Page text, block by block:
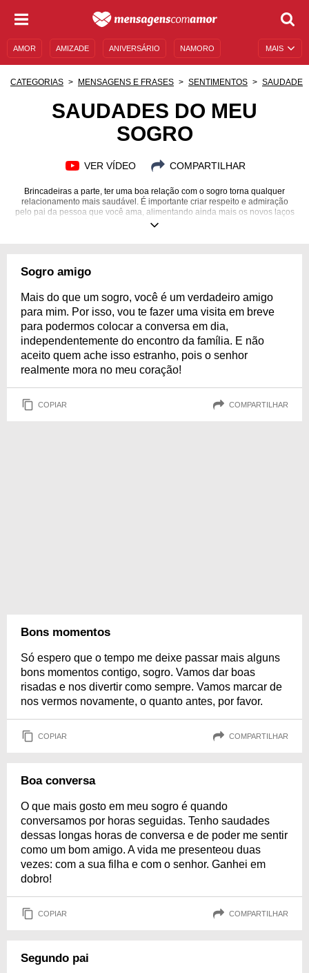
MAIS
AMOR AMIZADE ANIVERSÁRIO NAMORO
MENSAGENS DE ANIVERSÁRIO
CATEGORIAS MENSAGENS E FRASES SENTIMENTOS SAUDADE
SAUDADES DO MEU
SOGRO
VER VÍDEO COMPARTILHAR
Brincadeiras a parte, ter uma boa relação com o sogro torna qualquer
relacionamento mais saudável. É importante criar respeito e admiração
pelo pai da pessoa que você ama, alimentando ainda mais os novos laços
que nasceram. Está com saudade dele por algum motivo? Se expresse por
Sogro amigo
Mais do que um sogro, você é um verdadeiro amigo
para mim. Por isso, vou te fazer uma visita em breve
para podermos colocar a conversa em dia,
independentemente do encontro da família. E não
aceito quem ache isso estranho, pois o senhor
realmente mora no meu coração!
COPIAR COMPARTILHAR
Bons momentos
Só espero que o tempo me deixe passar mais alguns
bons momentos contigo, sogro. Vamos dar boas
risadas e nos divertir como sempre. Vamos marcar de
nos vermos novamente, o quanto antes, por favor.
COPIAR COMPARTILHAR
Boa conversa
O que mais gosto em meu sogro é quando
conversamos por horas seguidas. Tenho saudades
dessas longas horas de conversa e de poder me sentir
como um bom amigo. A vida me presenteou duas
vezes: com a sua filha e com o senhor. Ganhei em
dobro!
COPIAR COMPARTILHAR
Segundo pai